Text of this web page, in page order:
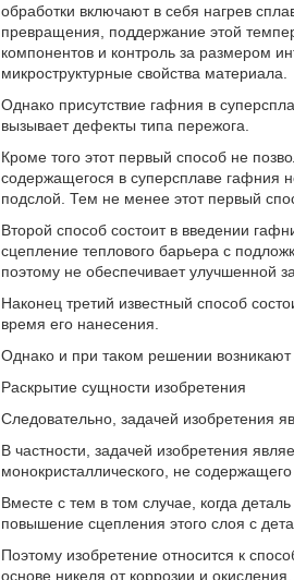
обработки включают в себя нагрев
превращения, поддержание этой
компонентов и контроль за размером
микроструктурные свойства материала.
Однако присутствие гафния в
вызывает дефекты типа пережога.
Кроме того этот первый способ не
содержащегося в суперсплаве гафния
подслой. Тем не менее этот первый
Второй способ состоит в введении
сцепление теплового барьера с
поэтому не обеспечивает улучшенной
Наконец третий известный способ
время его нанесения.
Однако и при таком решении
Раскрытие сущности изобретения
Следовательно, задачей изобретения
В частности, задачей изобретения
монокристаллического, не
Вместе с тем в том случае, когда
повышение сцепления этого слоя с
Поэтому изобретение относится к
основе никеля от коррозии и окисления.